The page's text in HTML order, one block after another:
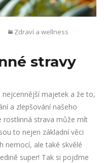
Zdraví a wellness
stravy
nejcennější majetek a že to,
a zlepšování našeho
rostlinná strava může mít
to nejen základní věci
nemocí, ale také skvělé
super! Tak si pojďme